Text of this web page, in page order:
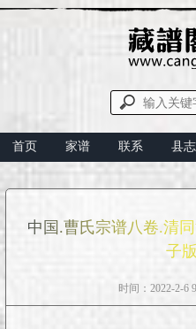
首页 家谱 联系 县志
中国.曹氏宗谱八卷.清
子
时间：2022-2-6